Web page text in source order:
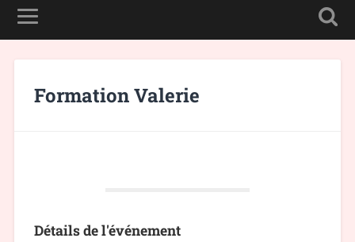
Formation Valerie
Détails de l'événement